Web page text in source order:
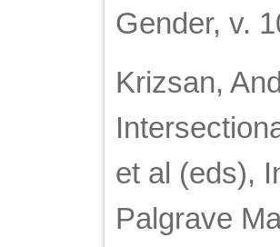
Gender, v.
Krizsan,
et al (eds),
Palgrave